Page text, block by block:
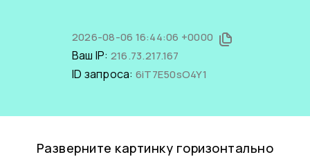
2026-08-06 16:44:06 +0000
Ваш IP: 216.73.217.167
ID запроса: 6iT7E50sO4Y1
Разверните картинку горизонтально